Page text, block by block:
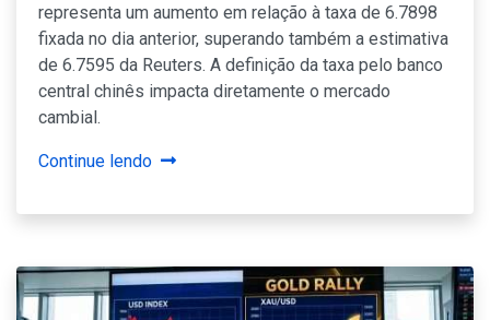
representa um aumento em relação à taxa de 6.7898
fixada no dia anterior, superando também a estimativa
de 6.7595 da Reuters. A definição da taxa pelo banco
central chinês impacta diretamente o mercado
cambial.
Continue lendo